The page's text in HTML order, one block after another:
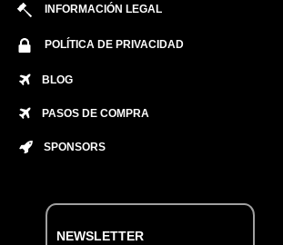
INFORMACIÓN LEGAL
POLÍTICA DE PRIVACIDAD
BLOG
PASOS DE COMPRA
SPONSORS
NEWSLETTER